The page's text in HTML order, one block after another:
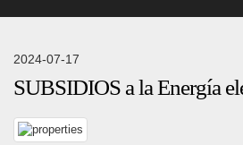
2024-07-17
SUBSIDIOS a la Energía